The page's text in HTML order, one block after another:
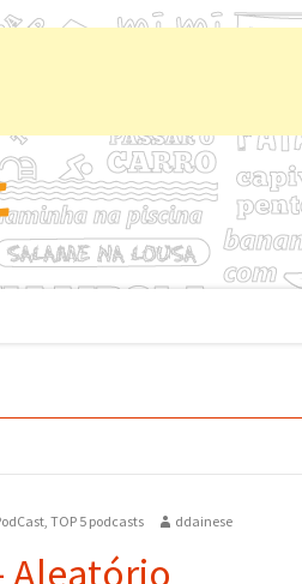
, TOP 5 podcasts ddainese
Aleatório